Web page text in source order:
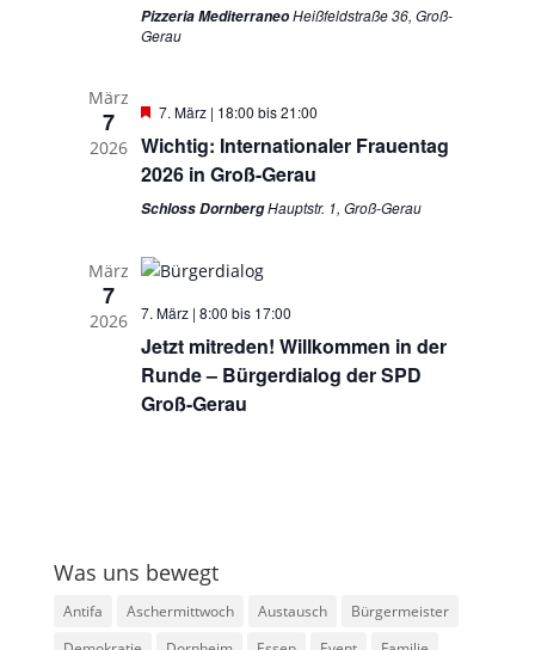
Pizzeria MediterraneoHeißfeldstraße 36, Groß-
Gerau
März
7
2026
Hervorgehoben
7. März | 18:00 bis21:00
Wichtig: Internationaler Frauentag
2026 in Groß-Gerau
Schloss DornbergHauptstr. 1, Groß-Gerau
März
7
2026 7. März | 8:00 bis 17:00
Jetzt mitreden! Willkommen in der
Runde – Bürgerdialog der SPD
Groß-Gerau
Was uns bewegt
Antifa Aschermittwoch Austausch
Bürgermeister